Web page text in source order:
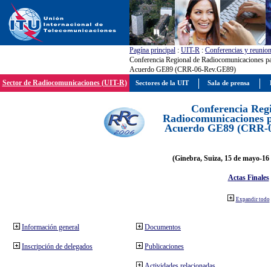
Pagína principal : UIT-R : Conferencias y
Conferencia Regional de Radiocomunicaciones
Acuerdo GE89 (CRR-06-Rev.GE89)
Sector de Radiocomunicaciones (UIT-R)
Conferencia
Radiocomunicaciones
Acuerdo GE89 (CRR-
(Ginebra, Suiza, 15 de mayo-
Actas Finales
Expandir todo
Información general
Inscripción de delegados
Documentos
Publicaciones
Sectores de la UIT Sala de prensa